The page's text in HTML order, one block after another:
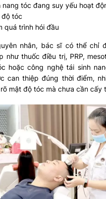
nang tóc đang suy yếu hoạt
độ tóc
quá trình hói đầu
nhân, bác sĩ có thể chỉ
như thuốc điều trị, PRP,
hoặc công nghệ tái sinh
can thiệp đúng thời điểm,
mật độ tóc mà chưa cần cấy